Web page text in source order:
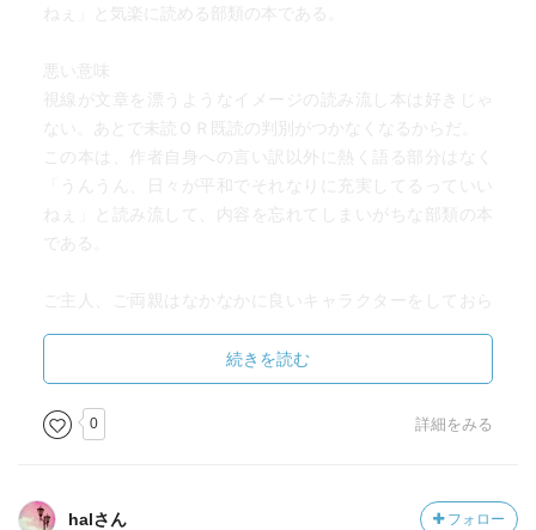
ねぇ」と気楽に読める部類の本である。
悪い意味
視線が文章を漂うようなイメージの読み流し本は好きじゃ
ない。あとで未読ＯＲ既読の判別がつかなくなるからだ。
この本は、作者自身への言い訳以外に熱く語る部分はなく
「うんうん、日々が平和でそれなりに充実してるっていい
ねぇ」と読み流して、内容を忘れてしまいがちな部類の本
である。
ご主人、ご両親はなかなかに良いキャラクターをしておら
行動をしっかり踏襲しながら1日1日1年1年を過ごしていく
生き方は、欲を捨てた究極のストイックかもしれない。す
べてを見習うのは到底無理だが、ちょっとカッコ良いなぁ
と思った。
続きを読む
0 詳細をみる
halさん フォロー